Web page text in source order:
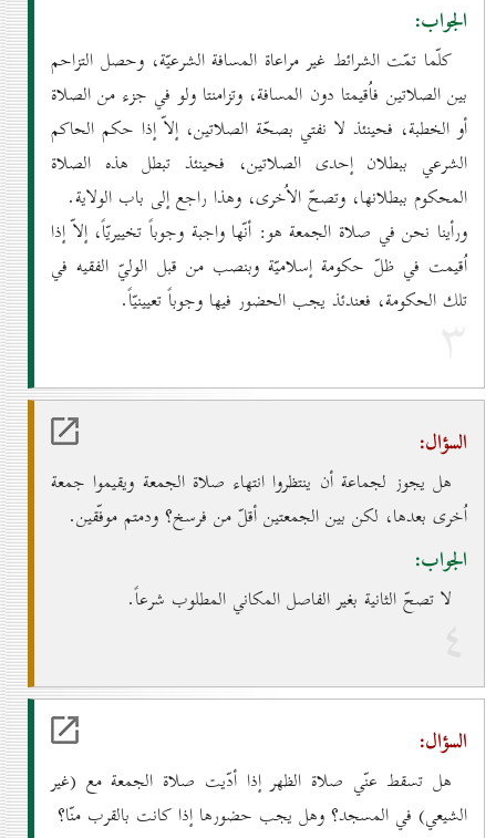
الجواب:
كلّما تمّت الشرائط غير مراعاة المسافة الشرعيّة، وحصل التزاحم
بين الصلاتين فاُقيمتا دون المسافة، وتزامنتا ولو في جزء من الصلاة
أو الخطبة، فحينئذ لا نفتي بصحّة الصلاتين، إلاّ إذا حكم الحاكم
الشرعي ببطلان إحدى الصلاتين، فحينئذ تبطل هذه الصلاة
المحكوم ببطلانها، وتصحّ الاُخرى، وهذا راجع إلى باب الولاية.
ورأينا نحن في صلاة الجمعة هو: أنّها واجبة وجوباً تخييريّاً، إلاّ إذا
اُقيمت في ظلّ حكومة إسلاميّة وبنصب من قبل الوليّ الفقيه في
تلك الحكومة، فعندئذ يجب الحضور فيها وجوباً تعيينيّاً.
۳
السؤال:
هل يجوز لجماعة أن ينتظروا انتهاء صلاة الجمعة ويقيموا جمعة
اُخرى بعدها، لكن بين الجمعتين أقلّ من فرسخ؟ ودمتم موفّقين.
الجواب:
لا تصحّ الثانية بغير الفاصل المكاني المطلوب شرعاً.
٤
السؤال:
هل تسقط عنّي صلاة الظهر إذا أدّيت صلاة الجمعة مع (غير
الشيعي) في المسجد؟ وهل يجب حضورها إذا كانت بالقرب منّا؟